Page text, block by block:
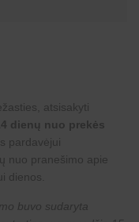
atsisakyti
dienų nuo prekės
pardavėjui
nuo pranešimo apie
dienos.
buvo sudaryta